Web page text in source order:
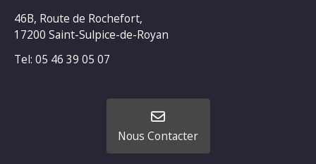
46B, Route de Rochefort,
17200 Saint-Sulpice-de-Royan
Tel: 05 46 39 05 07
Nous Contacter